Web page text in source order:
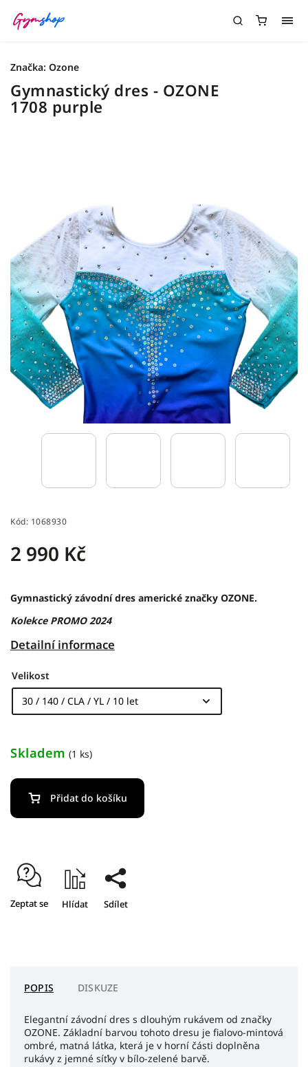
Gymnastický dres - OZONE
1708 purple
Kód: 1068930
2 990 Kč
Gymnastický závodní dres americké značky OZONE.
Kolekce PROMO 2024
Detailní informace
Značka: Ozone
Velikost
Skladem (1 ks)
Přidat do košíku
Zeptat se Hlídat Sdílet
POPIS DISKUZE
Elegantní závodní dres s dlouhým rukávem od značky
OZONE. Základní barvou tohoto dresu je fialovo-mintová
ombré, matná látka, která je v horní části doplněna
rukávy z jemné síťky v bílo-zelené barvě.